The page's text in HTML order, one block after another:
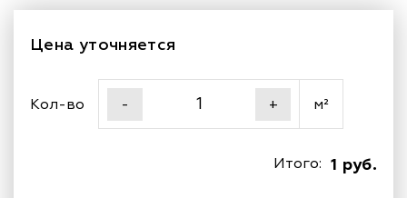
Цена уточняется
Кол-во - + м²
1 руб.
Итого: